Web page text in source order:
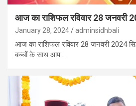
आज का राशिफल रविवार 28 जनवरी
January 28, 2024 adminsidhbali
आज का राशिफल रविवार 28 जनवरी 2024
बच्चों के साथ आप…